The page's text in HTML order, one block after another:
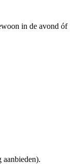
in de avond óf